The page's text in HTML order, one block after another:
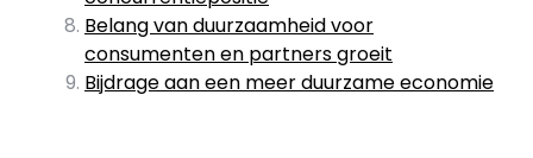
Belang van duurzaamheid voor
consumenten en partners groeit
Bijdrage aan een meer duurzame economie